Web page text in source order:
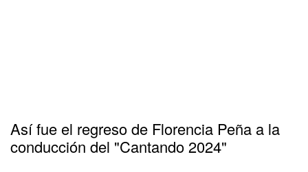
Así fue el regreso de Florencia Peña a la
conducción del "Cantando 2024"